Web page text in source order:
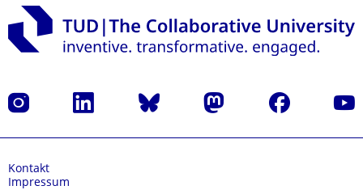
Instagram LinkedIn Bluesky Mastodon Facebook
Kontakt
Impressum